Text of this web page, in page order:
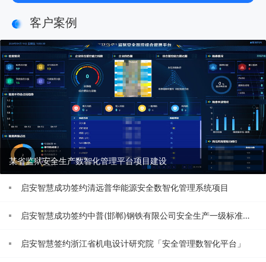
客户案例
某省监狱安全生产数智化管理平台项目建设
启安智慧成功签约清远普华能源安全数智化管理系统项目
启安智慧成功签约中普(邯郸)钢铁有限公司安全生产一级标准化
建设咨询项目
启安智慧签约浙江省机电设计研究院「安全管理数智化平台」